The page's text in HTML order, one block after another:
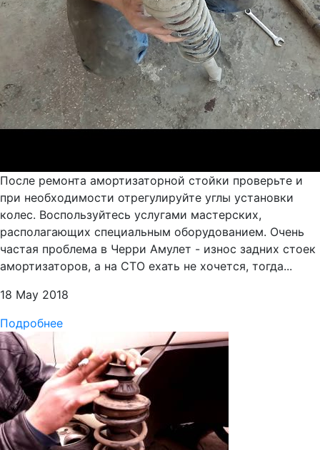
После ремонта амортизаторной стойки проверьте и
при необходимости отрегулируйте углы установки
колес. Воспользуйтесь услугами мастерских,
располагающих специальным оборудованием. Очень
частая проблема в Черри Амулет - износ задних стоек
амортизаторов, а на СТО ехать не хочется, тогда...
18 May 2018
Подробнее